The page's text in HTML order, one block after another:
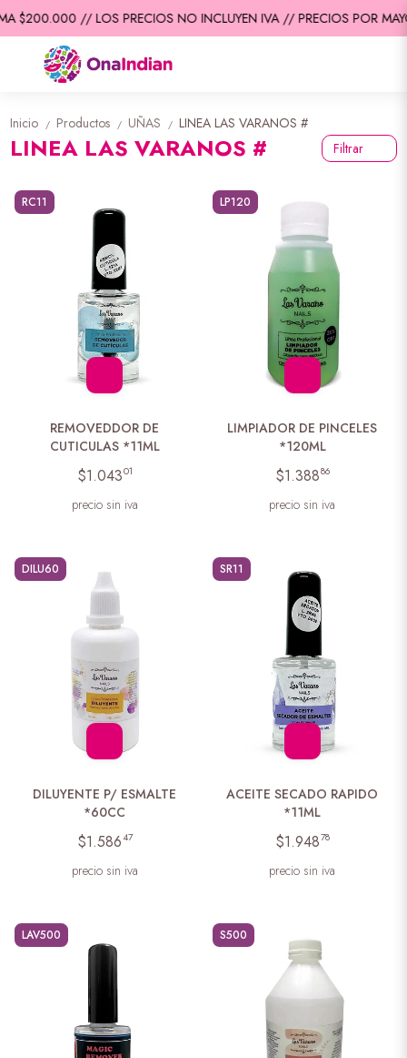
$200.000 // LOS PRECIOS NO INCLUYEN IVA // PRECIOS POR
Inicio / Productos / UÑAS / LINEA LAS VARANOS #
LINEA LAS VARANOS # Filtrar
RC11
REMOVEDDOR DE
CUTICULAS *11ML
$1.04301
precio sin iva
LP120
LIMPIADOR DE PINCELES
*120ML
$1.38886
precio sin iva
DILU60
DILUYENTE P/ ESMALTE
*60CC
$1.58647
precio sin iva
SR11
ACEITE SECADO RAPIDO
*11ML
$1.94878
precio sin iva
LAV500 S500